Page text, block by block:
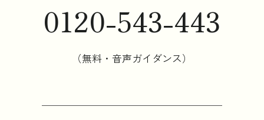
0120-543-443
（無料・音声ガイダンス）